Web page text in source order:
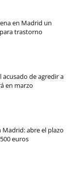
en Madrid un
trastorno
de agredir a
en marzo
Madrid: abre el plazo
euros